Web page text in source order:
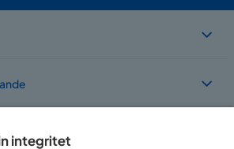
integritet